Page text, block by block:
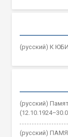
(русский) К
(русский)
(русский)